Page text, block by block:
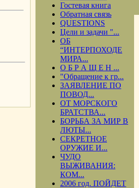
Гостевая книга
Обратная связь
QUESTIONS
Цели и задачи "...
ОБ
“ИНТЕРПОХОДЕ
МИРА...
О Б Р А Щ Е Н ...
"Обращение к гр...
ЗАЯВЛЕНИЕ ПО
ПОВОД...
ОТ МОРСКОГО
БРАТСТВА...
БОРЬБА ЗА МИР В
ЛЮТЫ...
СЕКРЕТНОЕ
ОРУЖИЕ И...
ЧУДО
ВЫЖИВАНИЯ:
КОМ...
2006 год. ПОЙДЕТ